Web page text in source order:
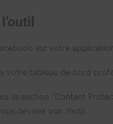
sur votre
votre tableau de bord
la section “Content
devriez voir l’outil.